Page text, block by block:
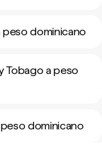
dominicano
Tobago a peso
dominicano